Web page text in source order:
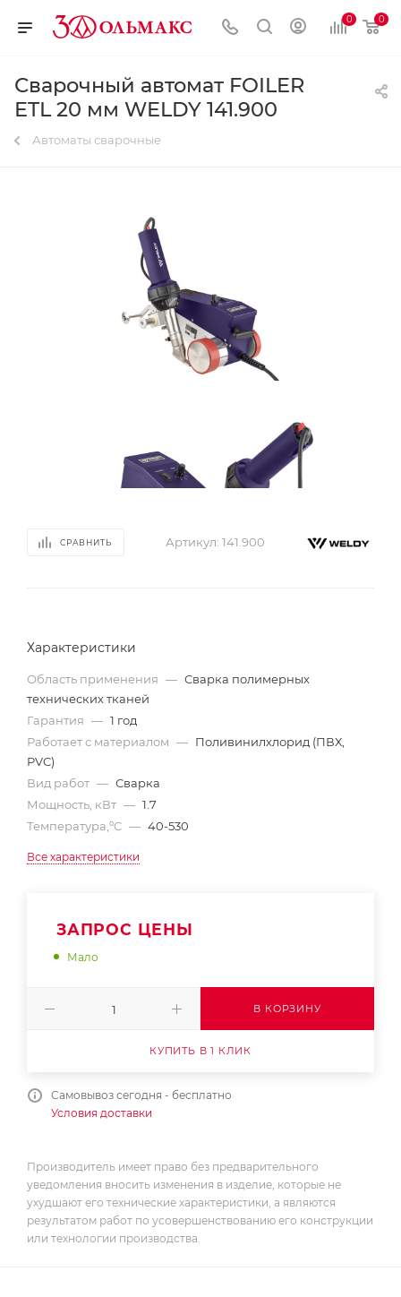
0 0
Сварочный автомат FOILER
ETL 20 мм WELDY 141.900
Автоматы сварочные
СРАВНИТЬ Артикул: 141.900
Характеристики
Область применения — Сварка полимерных
технических тканей
Гарантия — 1 год
Работает с материалом — Поливинилхлорид (ПВХ,
PVC)
Вид работ — Сварка
Мощность, кВт — 1.7
Температура,ºC — 40-530
Все характеристики
ЗАПРОС ЦЕНЫ
Мало
В КОРЗИНУ
КУПИТЬ В 1 КЛИК
Самовывоз сегодня - бесплатно
Условия доставки
Производитель имеет право без предварительного
уведомления вносить изменения в изделие, которые не
ухудшают его технические характеристики, а являются
результатом работ по усовершенствованию его конструкции
или технологии производства.